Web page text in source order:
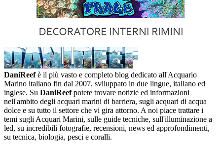
DaniReefè il più vasto e completo blog dedicato all'Acquario
Marino italiano fin dal 2007, sviluppato in due lingue, italiano ed
inglese. Su DaniReefpotete trovare notizie ed informazioni
nell'ambito degli acquari marini di barriera, sugli acquari di acqua
dolce e su tutto il settore che vi gira attorno. A noi piace trattare i
temi sugli Acquari Marini, sulle guide tecniche, sull'illuminazione a
led, su incredibili fotografie, recensioni, news ed approfondimenti,
su tecnica, biologia, pesci e coralli.